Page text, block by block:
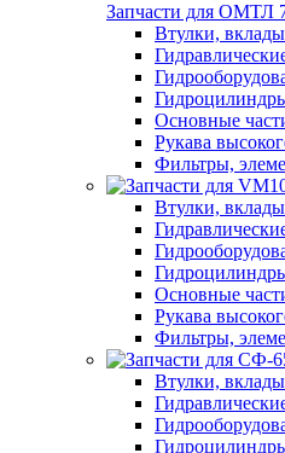
Запчасти для
Втулки,
Основные
Рукава
Фильтры,
Втулки,
Основные
Рукава
Фильтры,
Втулки,